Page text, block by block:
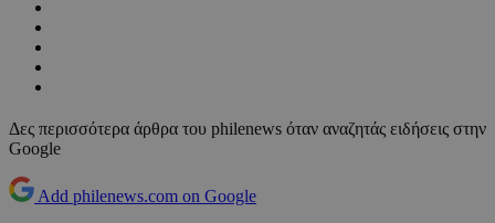
Δες περισσότερα άρθρα του philenews όταν αναζητάς ειδήσεις στην
Google
Add philenews.com on Google